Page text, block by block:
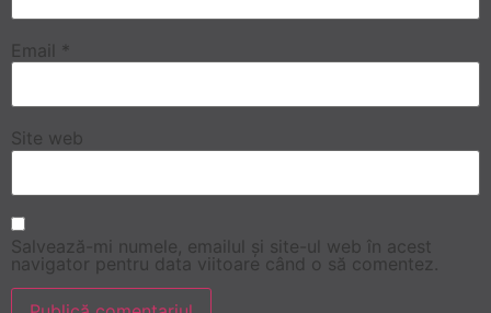
Email *
Site web
Salvează-mi numele, emailul și site-ul web în acest
navigator pentru data viitoare când o să comentez.